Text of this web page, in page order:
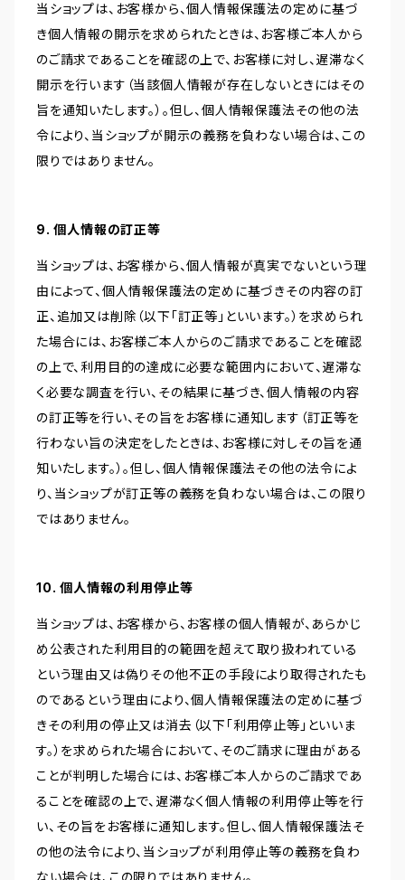
当ショップは、お客様から、個人情報保護法の定めに基づ
き個人情報の開示を求められたときは、お客様ご本人から
のご請求であることを確認の上で、お客様に対し、遅滞なく
開示を行います（当該個人情報が存在しないときにはその
旨を通知いたします。）。但し、個人情報保護法その他の法
令により、当ショップが開示の義務を負わない場合は、この
限りではありません。
9. 個人情報の訂正等
当ショップは、お客様から、個人情報が真実でないという理
由によって、個人情報保護法の定めに基づきその内容の訂
正、追加又は削除（以下「訂正等」といいます。）を求められ
た場合には、お客様ご本人からのご請求であることを確認
の上で、利用目的の達成に必要な範囲内において、遅滞な
く必要な調査を行い、その結果に基づき、個人情報の内容
の訂正等を行い、その旨をお客様に通知します（訂正等を
行わない旨の決定をしたときは、お客様に対しその旨を通
知いたします。）。但し、個人情報保護法その他の法令によ
り、当ショップが訂正等の義務を負わない場合は、この限り
ではありません。
10. 個人情報の利用停止等
当ショップは、お客様から、お客様の個人情報が、あらかじ
め公表された利用目的の範囲を超えて取り扱われている
という理由又は偽りその他不正の手段により取得されたも
のであるという理由により、個人情報保護法の定めに基づ
きその利用の停止又は消去（以下「利用停止等」といいま
す。）を求められた場合において、そのご請求に理由がある
ことが判明した場合には、お客様ご本人からのご請求であ
ることを確認の上で、遅滞なく個人情報の利用停止等を行
い、その旨をお客様に通知します。但し、個人情報保護法そ
の他の法令により、当ショップが利用停止等の義務を負わ